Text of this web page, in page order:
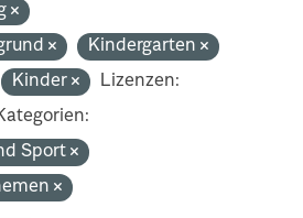
Kindergarten
Kinder
Lizenzen:
Sport